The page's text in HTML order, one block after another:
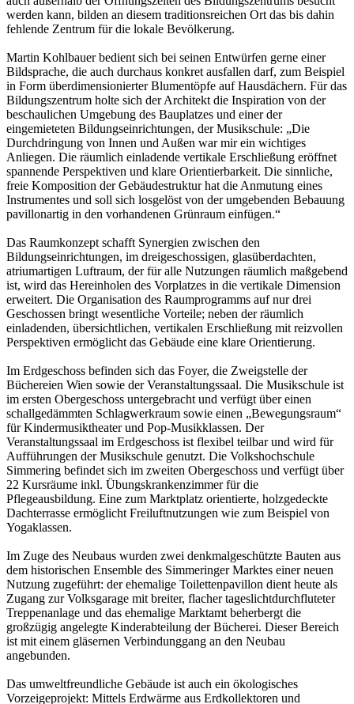
werden kann, bilden an diesem traditionsreichen Ort das bis dahin
fehlende Zentrum für die lokale Bevölkerung.
Martin Kohlbauer bedient sich bei seinen Entwürfen gerne einer
Bildsprache, die auch durchaus konkret ausfallen darf, zum Beispiel
in Form überdimensionierter Blumentöpfe auf Hausdächern. Für das
Bildungszentrum holte sich der Architekt die Inspiration von der
beschaulichen Umgebung des Bauplatzes und einer der
eingemieteten Bildungseinrichtungen, der Musikschule: „Die
Durchdringung von Innen und Außen war mir ein wichtiges
Anliegen. Die räumlich einladende vertikale Erschließung eröffnet
spannende Perspektiven und klare Orientierbarkeit. Die sinnliche,
freie Komposition der Gebäudestruktur hat die Anmutung eines
Instrumentes und soll sich losgelöst von der umgebenden Bebauung
pavillonartig in den vorhandenen Grünraum einfügen.“
Das Raumkonzept schafft Synergien zwischen den
Bildungseinrichtungen, im dreigeschossigen, glasüberdachten,
atriumartigen Luftraum, der für alle Nutzungen räumlich maßgebend
ist, wird das Hereinholen des Vorplatzes in die vertikale Dimension
erweitert. Die Organisation des Raumprogramms auf nur drei
Geschossen bringt wesentliche Vorteile; neben der räumlich
einladenden, übersichtlichen, vertikalen Erschließung mit reizvollen
Perspektiven ermöglicht das Gebäude eine klare Orientierung.
Im Erdgeschoss befinden sich das Foyer, die Zweigstelle der
Büchereien Wien sowie der Veranstaltungssaal. Die Musikschule ist
im ersten Obergeschoss untergebracht und verfügt über einen
schallgedämmten Schlagwerkraum sowie einen „Bewegungsraum“
für Kindermusiktheater und Pop-Musikklassen. Der
Veranstaltungssaal im Erdgeschoss ist flexibel teilbar und wird für
Aufführungen der Musikschule genutzt. Die Volkshochschule
Simmering befindet sich im zweiten Obergeschoss und verfügt über
22 Kursräume inkl. Übungskrankenzimmer für die
Pflegeausbildung. Eine zum Marktplatz orientierte, holzgedeckte
Dachterrasse ermöglicht Freiluftnutzungen wie zum Beispiel von
Yogaklassen.
Im Zuge des Neubaus wurden zwei denkmalgeschützte Bauten aus
dem historischen Ensemble des Simmeringer Marktes einer neuen
Nutzung zugeführt: der ehemalige Toilettenpavillon dient heute als
Zugang zur Volksgarage mit breiter, flacher tageslichtdurchfluteter
Treppenanlage und das ehemalige Marktamt beherbergt die
großzügig angelegte Kinderabteilung der Bücherei. Dieser Bereich
ist mit einem gläsernen Verbindunggang an den Neubau
angebunden.
Das umweltfreundliche Gebäude ist auch ein ökologisches
Vorzeigeprojekt: Mittels Erdwärme aus Erdkollektoren und